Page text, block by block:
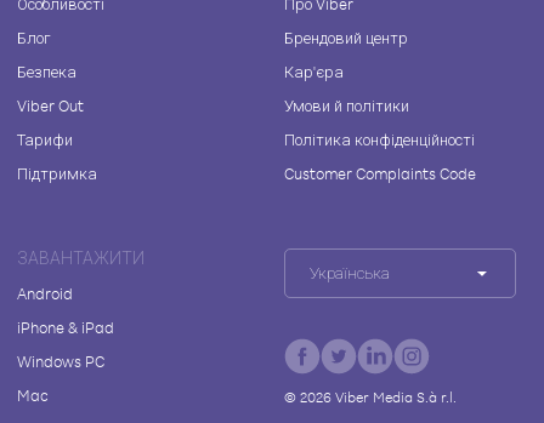
Блог
Безпека
Viber Out
Тарифи
Підтримка
Брендовий центр
Кар'єра
Умови й політики
Політика конфіденційності
Customer Complaints Code
ЗАВАНТАЖИТИ
Android
iPhone & iPad
Windows PC
Mac
Українська
© 2026Viber Media S.à r.l.